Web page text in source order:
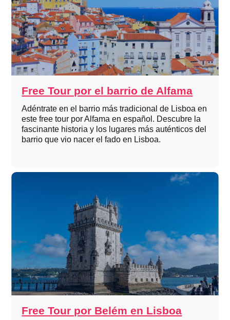
Free Tour por el barrio de Alfama
Adéntrate en el barrio más tradicional de Lisboa en
este free tour por Alfama en español. Descubre la
fascinante historia y los lugares más auténticos del
barrio que vio nacer el fado en Lisboa.
Free Tour por Belém en Lisboa